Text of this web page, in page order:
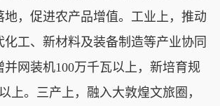
地，促进农产品增值。工业上，推动
化工、新材料及装备制造等产业协同
网装机100万千瓦以上，新培育规
上。三产上，融入大敦煌文旅圈，